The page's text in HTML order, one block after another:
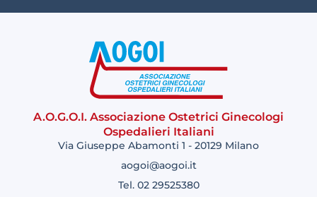
A.O.G.O.I. Associazione Ostetrici Ginecologi
Ospedalieri Italiani
Via Giuseppe Abamonti 1 - 20129 Milano
aogoi@aogoi.it
Tel. 02 29525380